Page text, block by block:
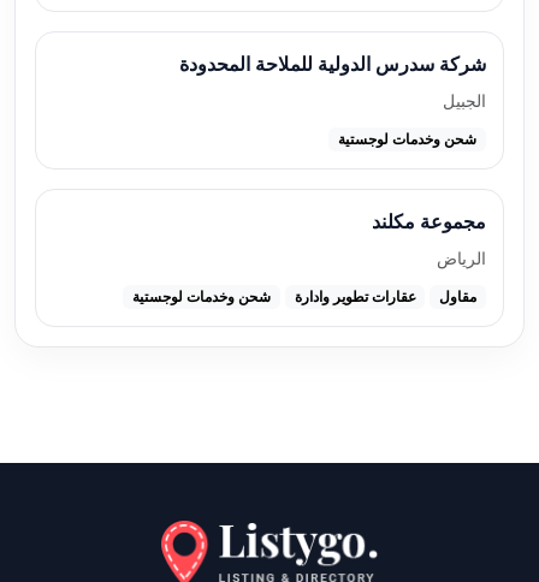
شركة سدرس الدولية للملاحة المحدودة
الجبيل
شحن وخدمات لوجستية
مجموعة مكلند
الرياض
مقاول عقارات تطوير وادارة شحن وخدمات لوجستية